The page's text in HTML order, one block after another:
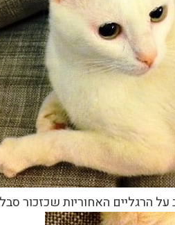
על הרגליים האחוריות שכזכור